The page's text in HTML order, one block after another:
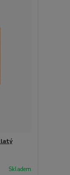
Skladem